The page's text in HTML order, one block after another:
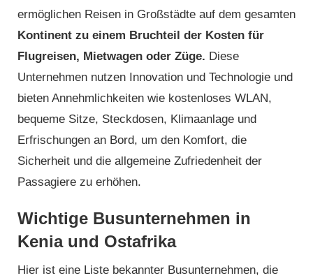
ermöglichen Reisen in Großstädte auf dem gesamten
Kontinent zu einem Bruchteil der Kosten für
Flugreisen, Mietwagen oder Züge. Diese
Unternehmen nutzen Innovation und Technologie und
bieten Annehmlichkeiten wie kostenloses WLAN,
bequeme Sitze, Steckdosen, Klimaanlage und
Erfrischungen an Bord, um den Komfort, die
Sicherheit und die allgemeine Zufriedenheit der
Passagiere zu erhöhen.
Wichtige Busunternehmen in
Kenia und Ostafrika
Hier ist eine Liste bekannter Busunternehmen, die